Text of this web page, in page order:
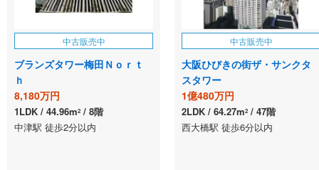
中古販売中
ブランズタワー梅田Ｎｏｒｔ
ｈ
8,180万円
1LDK 44.96m2
8階
中津駅 徒歩2分以内
中古販売中
大阪ひびきの街ザ・サンクタ
スタワー
1億480万円
2LDK 64.27m2
47階
西大橋駅 徒歩6分以内